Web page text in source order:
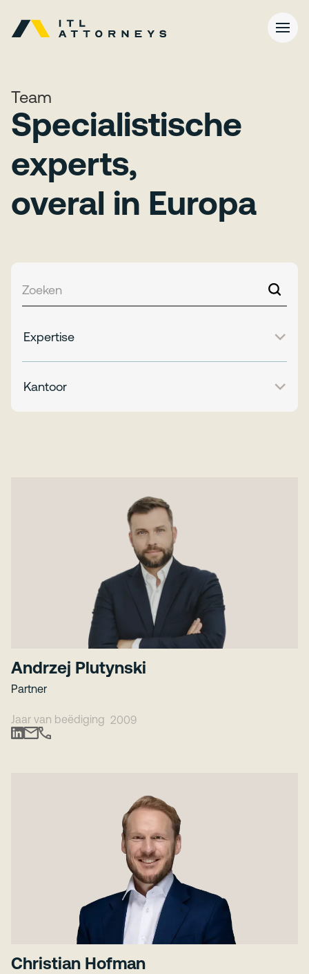
Team
Specialistische
experts,
overal in Europa
Expertise
Kantoor
Andrzej Plutynski
Partner
Jaar van beëdiging 2009
Christian Hofman